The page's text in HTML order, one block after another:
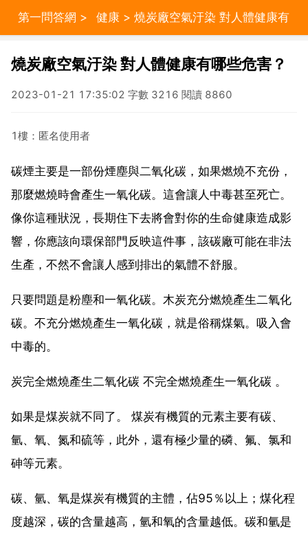
第一問答網 > 健康 > 燒炭廠空氣汙染 對人體健康有
哪些危害？
燒炭廠空氣汙染 對人體健康有哪些危害？
2023-01-21 17:35:02 字數 3216 閱讀 8860
1樓：匿名使用者
碳煙主要是一部份煙塵與二氧化碳，如果燃燒不充份，
那麼燃燒時會產生一氧化碳。這會讓人中毒甚至死亡。
像你這種狀況，長期住下去將會對你的生命健康造成影
響，你應該向環保部門反映這件事，該碳廠可能在非法
生產，不然不會讓人感到排出的氣體不舒服。
只要問題是粉塵和一氧化碳。木炭充分燃燒產生二氧化
碳。不充分燃燒產生一氧化碳，就是俗稱煤氣。吸入會
中毒的。
炭完全燃燒產生二氧化碳 不完全燃燒產生一氧化碳 。
如果是煤炭就不同了。 煤炭有機質的元素主要有碳、
氫、氧、氮和硫等，此外，還有極少量的磷、氟、氯和
砷等元素。
碳、氫、氧是煤炭有機質的主體，佔95％以上；煤化程
度越深，碳的含量越高，氫和氧的含量越低。碳和氫是